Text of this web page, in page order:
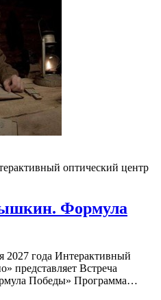
оптический центр
Формула
2027 года Интерактивный
представляет Встреча
Победы» Программа…